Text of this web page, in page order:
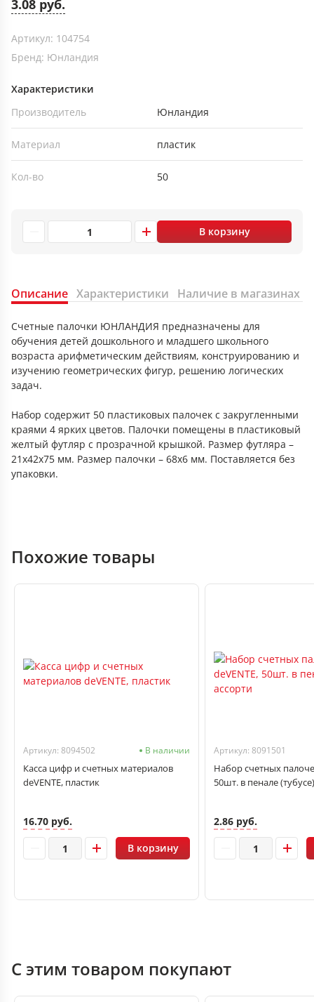
3.08 руб.
Артикул: 104754
Бренд: Юнландия
Характеристики
Производитель
Юнландия
Материал пластик
Кол-во 50
В корзину
Описание Характеристики Наличие в магазинах
Счетные палочки ЮНЛАНДИЯ предназначены для
обучения детей дошкольного и младшего школьного
возраста арифметическим действиям, конструированию и
изучению геометрических фигур, решению логических
задач.
Набор содержит 50 пластиковых палочек с закругленными
краями 4 ярких цветов. Палочки помещены в пластиковый
желтый футляр с прозрачной крышкой. Размер футляра –
21х42х75 мм. Размер палочки – 68х6 мм. Поставляется без
упаковки.
Похожие товары
Артикул: 8094502 В наличии
Касса цифр и счетных материалов
deVENTE, пластик
16.70 руб.
В корзину
Артикул: 8091501
Набор счетных
50шт. в пенале
2.86 руб.
С этим товаром покупают